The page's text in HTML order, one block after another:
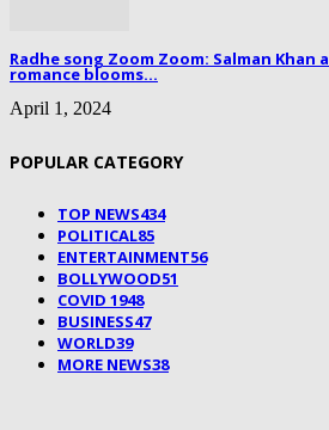
Radhe song Zoom Zoom: Salman Khan
romance blooms...
April 1, 2024
POPULAR CATEGORY
TOP NEWS434
POLITICAL85
ENTERTAINMENT56
BOLLYWOOD51
COVID 1948
BUSINESS47
WORLD39
MORE NEWS38